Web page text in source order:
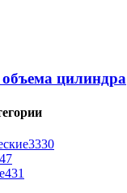
цилиндра
3330
431